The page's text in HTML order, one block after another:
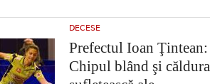
DECESE
Prefectul Ioan Ţintean:
Chipul blând şi căldura